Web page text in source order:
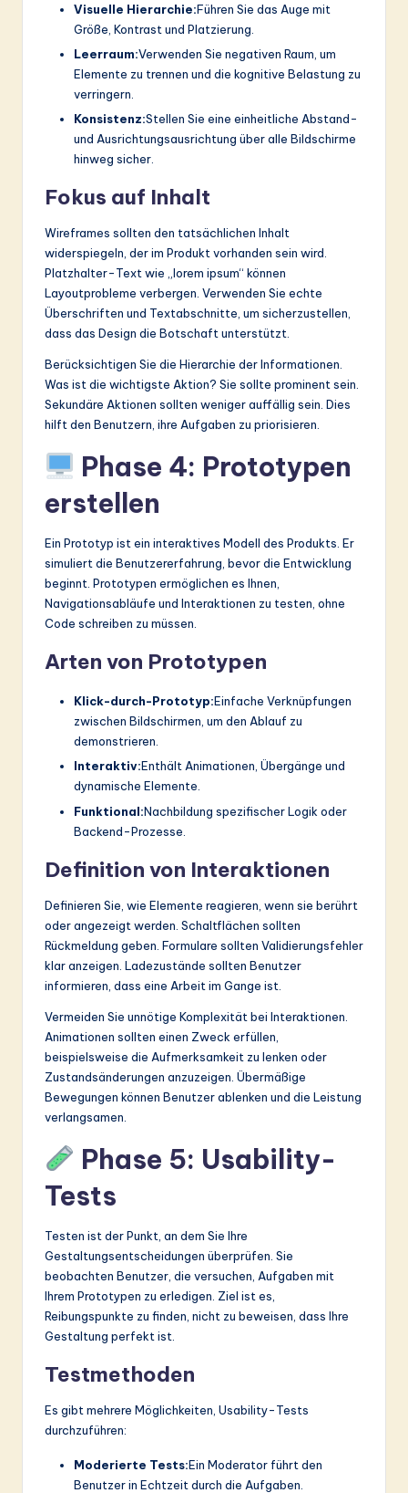
Visuelle Hierarchie:Führen Sie das Auge mit
Größe, Kontrast und Platzierung.
Leerraum:Verwenden Sie negativen Raum, um
Elemente zu trennen und die kognitive Belastung zu
verringern.
Konsistenz:Stellen Sie eine einheitliche Abstand-
und Ausrichtungsausrichtung über alle Bildschirme
hinweg sicher.
Fokus auf Inhalt
Wireframes sollten den tatsächlichen Inhalt
widerspiegeln, der im Produkt vorhanden sein wird.
Platzhalter-Text wie „lorem ipsum“ können
Layoutprobleme verbergen. Verwenden Sie echte
Überschriften und Textabschnitte, um sicherzustellen,
dass das Design die Botschaft unterstützt.
Berücksichtigen Sie die Hierarchie der Informationen.
Was ist die wichtigste Aktion? Sie sollte prominent sein.
Sekundäre Aktionen sollten weniger auffällig sein. Dies
hilft den Benutzern, ihre Aufgaben zu priorisieren.
Phase 4: Prototypen
erstellen
Ein Prototyp ist ein interaktives Modell des Produkts. Er
simuliert die Benutzererfahrung, bevor die Entwicklung
beginnt. Prototypen ermöglichen es Ihnen,
Navigationsabläufe und Interaktionen zu testen, ohne
Code schreiben zu müssen.
Arten von Prototypen
Klick-durch-Prototyp:Einfache Verknüpfungen
zwischen Bildschirmen, um den Ablauf zu
demonstrieren.
Interaktiv:Enthält Animationen, Übergänge und
dynamische Elemente.
Funktional:Nachbildung spezifischer Logik oder
Backend-Prozesse.
Definition von Interaktionen
Definieren Sie, wie Elemente reagieren, wenn sie berührt
oder angezeigt werden. Schaltflächen sollten
Rückmeldung geben. Formulare sollten Validierungsfehler
klar anzeigen. Ladezustände sollten Benutzer
informieren, dass eine Arbeit im Gange ist.
Vermeiden Sie unnötige Komplexität bei Interaktionen.
Animationen sollten einen Zweck erfüllen,
beispielsweise die Aufmerksamkeit zu lenken oder
Zustandsänderungen anzuzeigen. Übermäßige
Bewegungen können Benutzer ablenken und die Leistung
verlangsamen.
Phase 5: Usability-
Tests
Testen ist der Punkt, an dem Sie Ihre
Gestaltungsentscheidungen überprüfen. Sie
beobachten Benutzer, die versuchen, Aufgaben mit
Ihrem Prototypen zu erledigen. Ziel ist es,
Reibungspunkte zu finden, nicht zu beweisen, dass Ihre
Gestaltung perfekt ist.
Testmethoden
Es gibt mehrere Möglichkeiten, Usability-Tests
durchzuführen:
Moderierte Tests:Ein Moderator führt den
Benutzer in Echtzeit durch die Aufgaben.